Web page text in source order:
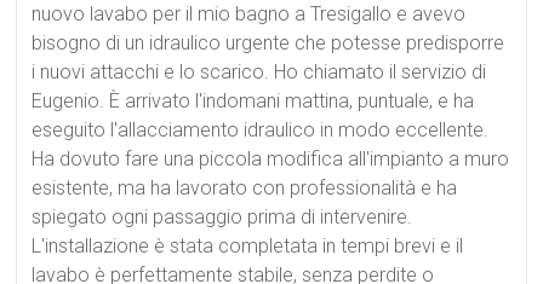
nuovo lavabo per il mio bagno a Tresigallo e avevo
bisogno di un idraulico urgente che potesse predisporre
i nuovi attacchi e lo scarico. Ho chiamato il servizio di
Eugenio. È arrivato l'indomani mattina, puntuale, e ha
eseguito l'allacciamento idraulico in modo eccellente.
Ha dovuto fare una piccola modifica all'impianto a muro
esistente, ma ha lavorato con professionalità e ha
spiegato ogni passaggio prima di intervenire.
L'installazione è stata completata in tempi brevi e il
lavabo è perfettamente stabile, senza perdite o